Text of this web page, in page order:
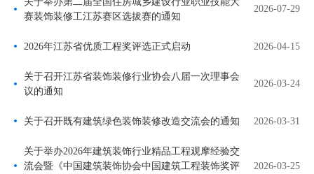
赛装饰装修工江苏赛区选拔赛的通知
2026-07-29
2026年江苏省优质工程奖评选正式启动 2026-04-15
关于召开江苏省装饰装修行业协会八届一次理事会
议的通知
2026-03-24
关于召开既有建筑绿色装饰装修改造交流会的通知 2026-03-31
关于举办2026年建筑装饰行业精品工程观摩经验交
流会暨《中国建筑装饰协会中国建筑工程装饰奖评
2026-03-25